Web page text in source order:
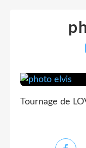
Tournage de